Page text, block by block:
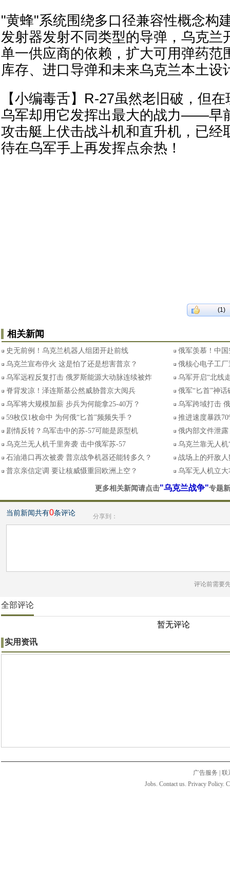
"黄蜂"系统围绕多口径兼容性概念构
发射器发射不同类型的导弹，乌克兰
单一供应商的依赖，扩大可用弹药范
库存、进口导弹和未来乌克兰本土设
【小编毒舌】R-27虽然老旧破，但
乌军却用它发挥出最大的战力——早
攻击艇上伏击战斗机和直升机，已经
待在乌军手上再发挥点余热！
(1)
相关新闻
史无前例！乌克兰机器人组团开赴前线
俄军羡慕！中国
乌克兰宣布停火 这是怕了还是想害普京？
俄核心电子工
乌军远程反复打击 俄罗斯能源大动脉连续被炸
乌军开启“北线
脊背发凉！泽连斯基公然威胁普京大阅兵
俄军“匕首”神
乌军将大规模加薪 步兵为何能拿25-40万？
乌军跨域打击
59枚仅1枚命中 为何俄“匕首”频频失手？
推进速度暴跌
剧情反转？乌军击中的苏-57可能是原型机
俄内部文件泄
乌克兰无人机千里奔袭 击中俄军苏-57
乌克兰靠无人
石油港口再次被袭 普京战争机器还能转多久？
战场上的歼敌
普京亲信定调 要让核威慑重回欧洲上空？
乌军无人机立
更多相关新闻请点击"乌克兰战争"专题
当前新闻共有0条评论 分享到：
评论前需要
全部评论
暂无评论
实用资讯
广告服务
联
Jobs. Contact us. Privacy Policy.